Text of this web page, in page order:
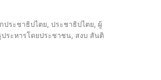
ประชาธิปไตย,ประชาธิปไตย, ผู้
ประหารโดยประชาชน, สงบ สันติ